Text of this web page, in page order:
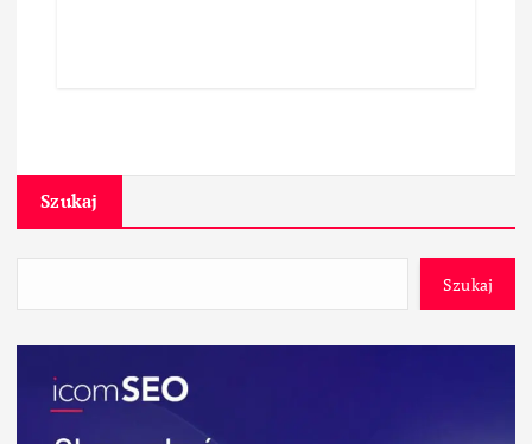
Szukaj
Szukaj